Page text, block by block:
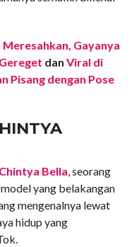
Gayanya
dan Viral di
Pisang dengan Pose
Chintya Bella, seorang
yang belakangan
mengenalnya lewat
hidup yang